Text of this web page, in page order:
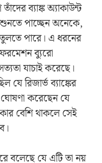
ব্যাঙ্ক অ্যাকাউন্ট
পাচ্ছেন অনেকে,
পারে। এ ধরনের
ব্যুরো
যাচাই করেছে।
রিজার্ভ ব্যাঙ্কের
করেছেন যে
বেশি থাকলে সেই
বলেছে যে এটি তা নয়